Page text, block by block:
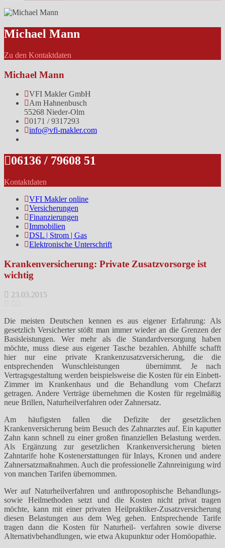
Michael Mann
Zu den Kontaktdaten
Michael Mann
VFI Makler GmbH
Am Hahnenbusch
55268 Nieder-Olm
0171 / 9317293
info@vfi-makler.com
06136 / 79608 51
Kontaktdaten
VFI Makler online
Versicherungen
Finanzierungen
Immobilien
DSL | Strom | Gas
Elektronische Unterschrift
Krankenversicherung: Private Zusatzvorsorge ist
wichtig
23.03.2015
Die meisten Deutschen kennen es aus eigener Erfahrung: Als
gesetzlich Versicherter stößt man immer wieder an die Grenzen der
Basisleistungen. Wer mehr als die Standardversorgung haben
möchte, muss diese aus eigener Tasche bezahlen. Abhilfe schafft
hier nur eine private Krankenzusatzversicherung, die die
entsprechenden Wunschleistungen übernimmt. Je nach
Vertragsgestaltung werden beispielsweise die Kosten für ein Einbett-
Zimmer im Krankenhaus und die Behandlung vom Chefarzt
getragen. Andere Verträge übernehmen die Kosten für regelmäßig
neue Brillen, Naturheilverfahren oder Zahnersatz.
Am häufigsten fallen die Defizite der gesetzlichen
Krankenversicherung beim Besuch des Zahnarztes auf. Ein kaputter
Zahn kann schnell zu einer großen finanziellen Belastung werden.
Als Ergänzung zur gesetzlichen Krankenversicherung bieten
Zahntarife hohe Kostenerstattungen für Inlays, Kronen und andere
Zahnersatzmaßnahmen. Auch die professionelle Zahnreinigung wird
von manchen Tarifen übernommen.
Wer auf Naturheilverfahren und anthroposophische Behandlungs-
sowie Heilmethoden setzt und die Kosten nicht privat tragen
möchte, kann mit einer privaten Heilpraktiker-Zusatzversicherung
diesen Belastungen aus dem Weg gehen. Entsprechende Tarife
tragen dann die Kosten für Naturheil- verfahren sowie diverse
Alternativbehandlungen, wie etwa Akupunktur oder Homöopathie.